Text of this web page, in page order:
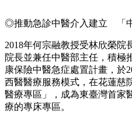
◎推動急診中醫介入建立 「
2018年何宗融教授受林欣榮院
院長並兼任中醫部主任，積極
康保險中醫急症處置計畫，於
西醫醫療服務模式，在花蓮慈
醫療專區」，成為東臺灣首家
療的專床專區。